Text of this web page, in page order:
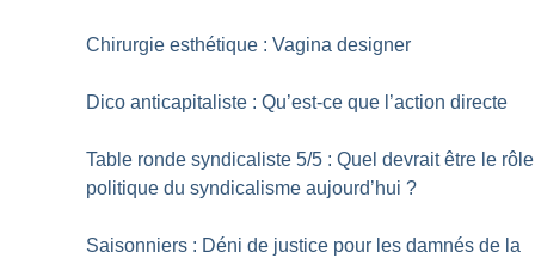
Chirurgie esthétique : Vagina designer
Dico anticapitaliste : Qu’est-ce que l’action directe
Table ronde syndicaliste 5/5 : Quel devrait être le rôle
politique du syndicalisme aujourd’hui ?
Saisonniers : Déni de justice pour les damnés de la